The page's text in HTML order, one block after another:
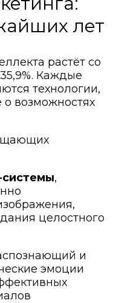
лет
растёт со
Каждые
технологии,
возможностях
,
целостного
и
эмоции